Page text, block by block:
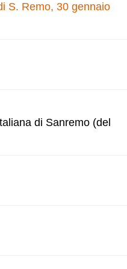
S. Remo, 30 gennaio
di Sanremo (del